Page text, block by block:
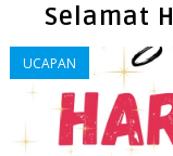
Selamat
UCAPAN